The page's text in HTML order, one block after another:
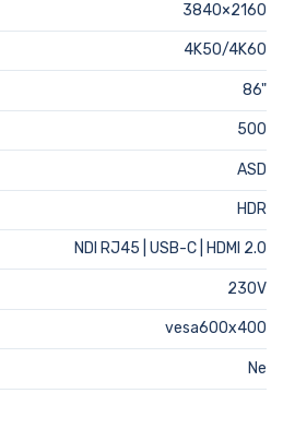
3840×2160
4K50/4K60
86"
500
ASD
HDR
NDI RJ45 | USB-C | HDMI 2.0
230V
vesa600x400
Ne